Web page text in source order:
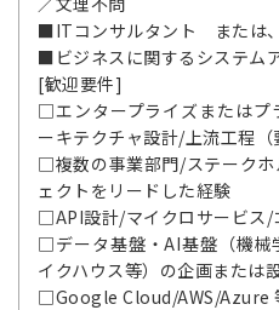
■ITコンサルタント または、
■ビジネスに関するシステム
[歓迎要件]
□エンタープライズまたはプ
ーキテクチャ設計/上流工程
□複数の事業部門/ステーク
ェクトをリードした経験
□API設計/マイクロサービス/
□データ基盤・AI基盤（機械
イクハウス等）の企画または
□Google Cloud/AWS/Azure